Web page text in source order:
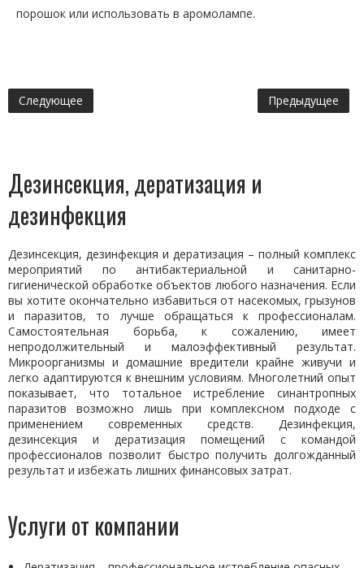
порошок или использовать в аромолампе.
Следующее Предыдущее
Дезинсекция, дератизация и
дезинфекция
Дезинсекция, дезинфекция и дератизация – полный комплекс
мероприятий по антибактериальной и санитарно-
гигиенической обработке объектов любого назначения. Если
вы хотите окончательно избавиться от насекомых, грызунов
и паразитов, то лучше обращаться к профессионалам.
Самостоятельная борьба, к сожалению, имеет
непродолжительный и малоэффективный результат.
Микроорганизмы и домашние вредители крайне живучи и
легко адаптируются к внешним условиям. Многолетний опыт
показывает, что тотальное истребление синантропных
паразитов возможно лишь при комплексном подходе с
применением современных средств. Дезинфекция,
дезинсекция и дератизация помещений с командой
профессионалов позволит быстро получить долгожданный
результат и избежать лишних финансовых затрат.
Услуги от компании